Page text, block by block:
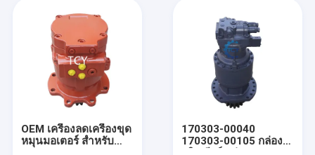
OEM เครื่องลดเครื่องขุด
หมุนมอเตอร์ สําหรับ
170303-00040
170303-00105 กล่อง